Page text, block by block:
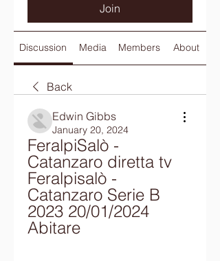
Join
Discussion Media Members About
Back
Edwin Gibbs
January 20, 2024
FeralpiSalò -
Catanzaro diretta tv
Feralpisalò -
Catanzaro Serie B
2023 20/01/2024
Abitare